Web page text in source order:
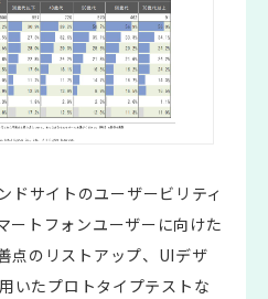
ドサイトのユーザービリティ
ートフォンユーザーに向けた
点のリストアップ、UIデザ
いたプロトタイプテストな